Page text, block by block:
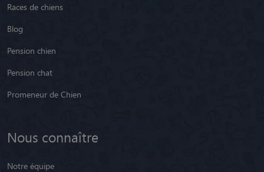
Races de chiens
Blog
Pension chien
Pension chat
Promeneur de Chien
Nous connaître
Notre équipe